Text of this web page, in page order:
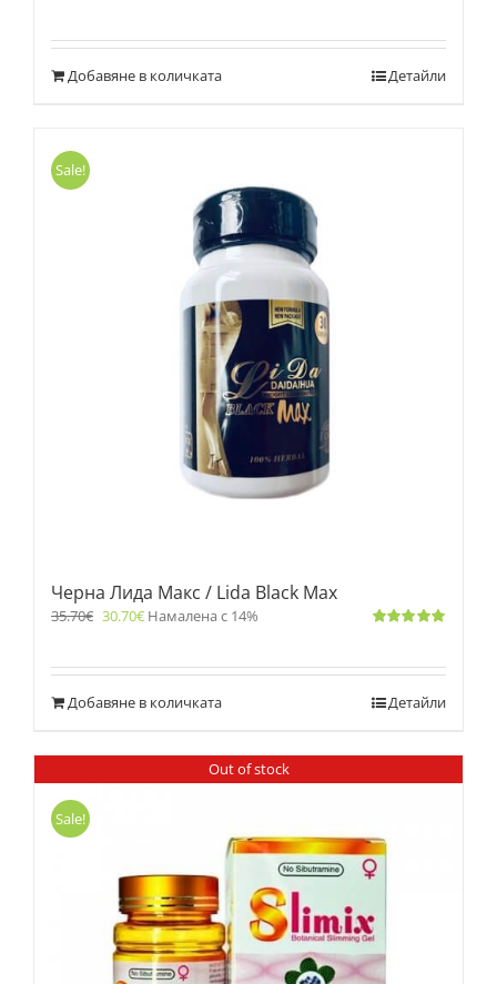
Добавяне в количката Детайли
Sale!
Черна Лида Макс / Lida Black Max
35.70€ 30.70€ Намалена с 14%
Добавяне в количката Детайли
Out of stock
Sale!